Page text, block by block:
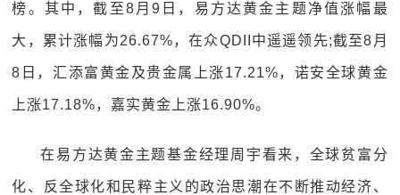
榜。其中，截至8月9日，易方达黄金主题净值涨幅最
大，累计涨幅为26.67%，在众QDII中遥遥领先;截至8月
8日，汇添富黄金及贵金属上涨17.21%，诺安全球黄金
上涨17.18%，嘉实黄金上涨16.90%。
在易方达黄金主题基金经理周宇看来，全球贫富分
化、反全球化和民粹主义的政治思潮在不断推动经济、